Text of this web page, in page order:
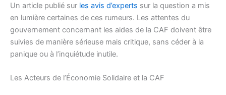
Un article publié sur les avis d’experts sur la question a mis
en lumière certaines de ces rumeurs. Les attentes du
gouvernement concernant les aides de la CAF doivent être
suivies de manière sérieuse mais critique, sans céder à la
panique ou à l’inquiétude inutile.
Les Acteurs de l’Économie Solidaire et la CAF